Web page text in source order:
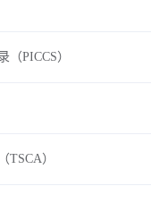
PICCS）
TSCA）